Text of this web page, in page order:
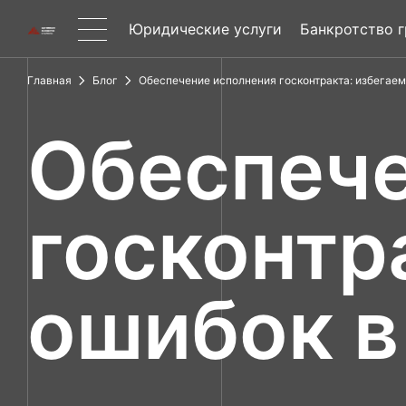
Юридические услуги Банкротство
Главная Блог Обеспечение исполнения госконтракта:
ошибок